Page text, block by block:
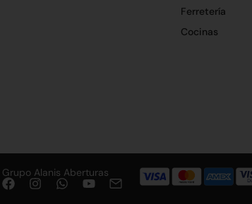
Ferretería
Cocinas
Grupo Alanis Aberturas